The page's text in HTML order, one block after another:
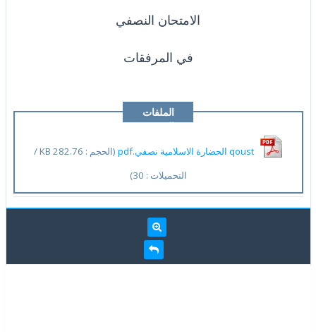
الامتحان النصفي
في المرفقات
الملفات
المرفقة
qoust الحضارة الاسلامية نصفي.pdf
(الحجم : 282.76 KB /
التحميلات : 30)